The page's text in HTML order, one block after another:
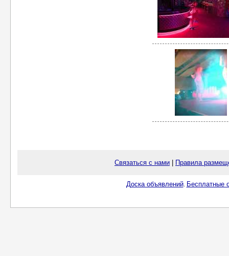
Связаться с нами Правила
Доска объявлений. Бесплатные